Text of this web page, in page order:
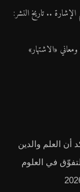
السلام.. 2 إشارةٌ إلى اسم الإشارة .. تاريخ النشر:
أن العلم والدين
في العلوم